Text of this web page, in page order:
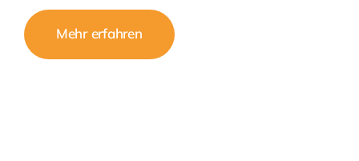
Mehr erfahren